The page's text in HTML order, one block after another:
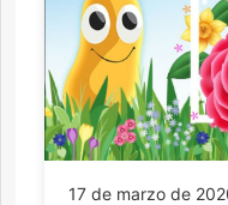
17 de marzo de